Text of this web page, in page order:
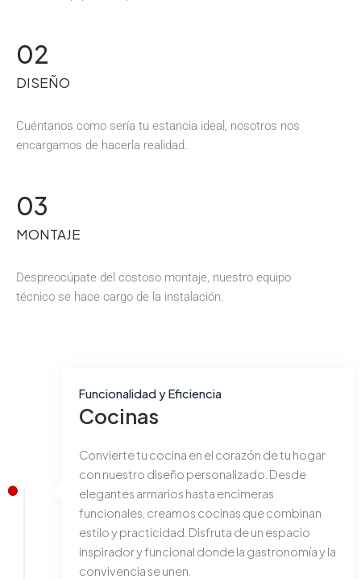
02
DISEÑO
Cuéntanos como sería tu estancia ideal, nosotros nos
encargamos de hacerla realidad.
03
MONTAJE
Despreocúpate del costoso montaje, nuestro equipo
técnico se hace cargo de la instalación.
Funcionalidad y Eficiencia
Cocinas
Convierte tu cocina en el corazón de tu hogar
con nuestro diseño personalizado. Desde
elegantes armarios hasta encimeras
funcionales, creamos cocinas que combinan
estilo y practicidad. Disfruta de un espacio
inspirador y funcional donde la gastronomía y la
convivencia se unen.